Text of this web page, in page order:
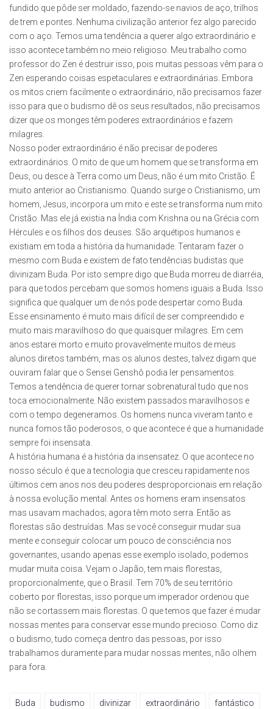
fundido que pôde ser moldado, fazendo-se navios de aço, trilhos
de trem e pontes. Nenhuma civilização anterior fez algo parecido
com o aço. Temos uma tendência a querer algo extraordinário e
isso acontece também no meio religioso. Meu trabalho como
professor do Zen é destruir isso, pois muitas pessoas vêm para o
Zen esperando coisas espetaculares e extraordinárias. Embora
os mitos criem facilmente o extraordinário, não precisamos fazer
isso para que o budismo dê os seus resultados, não precisamos
dizer que os monges têm poderes extraordinários e fazem
milagres.
Nosso poder extraordinário é não precisar de poderes
extraordinários. O mito de que um homem que se transforma em
Deus, ou desce à Terra como um Deus, não é um mito Cristão. É
muito anterior ao Cristianismo. Quando surge o Cristianismo, um
homem, Jesus, incorpora um mito e este se transforma num mito
Cristão. Mas ele já existia na Índia com Krishna ou na Grécia com
Hércules e os filhos dos deuses. São arquétipos humanos e
existiam em toda a história da humanidade. Tentaram fazer o
mesmo com Buda e existem de fato tendências budistas que
divinizam Buda. Por isto sempre digo que Buda morreu de diarréia,
para que todos percebam que somos homens iguais a Buda. Isso
significa que qualquer um de nós pode despertar como Buda.
Esse ensinamento é muito mais difícil de ser compreendido e
muito mais maravilhoso do que quaisquer milagres. Em cem
anos estarei morto e muito provavelmente muitos de meus
alunos diretos também, mas os alunos destes, talvez digam que
ouviram falar que o Sensei Genshô podia ler pensamentos.
Temos a tendência de querer tornar sobrenatural tudo que nos
toca emocionalmente. Não existem passados maravilhosos e
com o tempo degeneramos. Os homens nunca viveram tanto e
nunca fomos tão poderosos, o que acontece é que a humanidade
sempre foi insensata.
A história humana é a história da insensatez. O que acontece no
nosso século é que a tecnologia que cresceu rapidamente nos
últimos cem anos nos deu poderes desproporcionais em relação
à nossa evolução mental. Antes os homens eram insensatos
mas usavam machados; agora têm moto serra. Então as
florestas são destruídas. Mas se você conseguir mudar sua
mente e conseguir colocar um pouco de consciência nos
governantes, usando apenas esse exemplo isolado, podemos
mudar muita coisa. Vejam o Japão, tem mais florestas,
proporcionalmente, que o Brasil. Tem 70% de seu território
coberto por florestas, isso porque um imperador ordenou que
não se cortassem mais florestas. O que temos que fazer é mudar
nossas mentes para conservar esse mundo precioso. Como diz
o budismo, tudo começa dentro das pessoas, por isso
trabalhamos duramente para mudar nossas mentes, não olhem
para fora.
Buda budismo divinizar extraordinário fantástico